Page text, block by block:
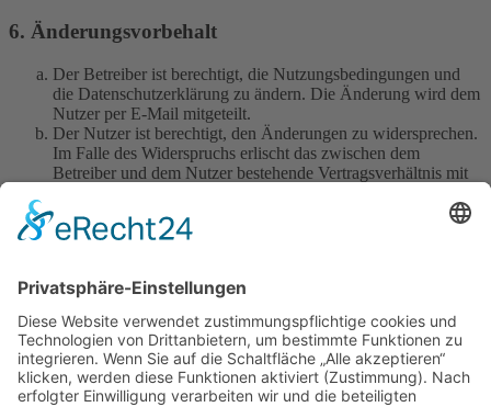
6. Änderungsvorbehalt
Der Betreiber ist berechtigt, die Nutzungsbedingungen und
die Datenschutzerklärung zu ändern. Die Änderung wird dem
Nutzer per E-Mail mitgeteilt.
Der Nutzer ist berechtigt, den Änderungen zu widersprechen.
Im Falle des Widerspruchs erlischt das zwischen dem
Betreiber und dem Nutzer bestehende Vertragsverhältnis mit
Die Änderungen gelten als anerkannt und verbindlich, wenn
der Nutzer den Änderungen zugestimmt hat.
sind in der Datenschutzerklärung enthalten.